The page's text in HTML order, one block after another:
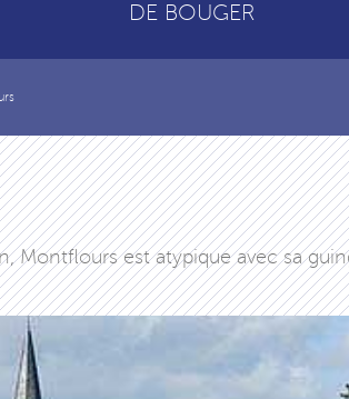
DE BOUGER
Montflours est atypique avec sa